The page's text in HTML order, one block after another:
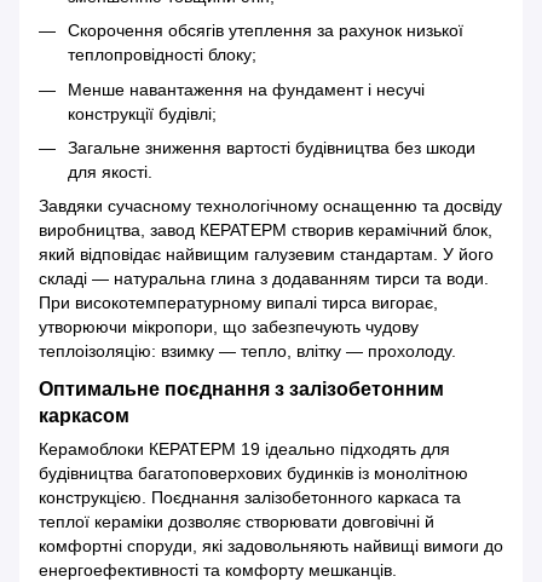
Скорочення обсягів утеплення за рахунок низької
теплопровідності блоку;
Менше навантаження на фундамент і несучі
конструкції будівлі;
Загальне зниження вартості будівництва без шкоди
для якості.
Завдяки сучасному технологічному оснащенню та досвіду
виробництва, завод КЕРАТЕРМ створив керамічний блок,
який відповідає найвищим галузевим стандартам. У його
складі — натуральна глина з додаванням тирси та води.
При високотемпературному випалі тирса вигорає,
утворюючи мікропори, що забезпечують чудову
теплоізоляцію: взимку — тепло, влітку — прохолоду.
Оптимальне поєднання з залізобетонним
каркасом
Керамоблоки КЕРАТЕРМ 19 ідеально підходять для
будівництва багатоповерхових будинків із монолітною
конструкцією. Поєднання залізобетонного каркаса та
теплої кераміки дозволяє створювати довговічні й
комфортні споруди, які задовольняють найвищі вимоги до
енергоефективності та комфорту мешканців.